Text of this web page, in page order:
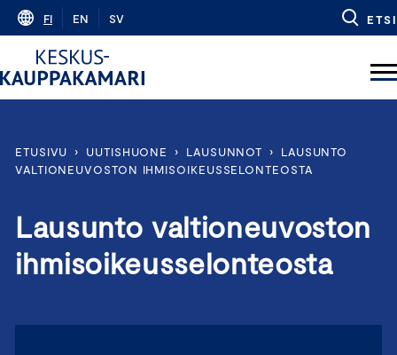
Skip
content
FI EN SV ETSI
ETUSIVU › UUTISHUONE › LAUSUNNOT ›
LAUSUNTO
VALTIONEUVOSTON IHMISOIKEUSSELONTEOSTA
Lausunto valtioneuvoston
ihmisoikeusselonteosta